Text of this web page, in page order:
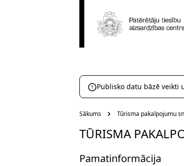
Publisko datu bāzē veikti
Sākums Tūrisma pakalpojumu
TŪRISMA
Pamatinformācija